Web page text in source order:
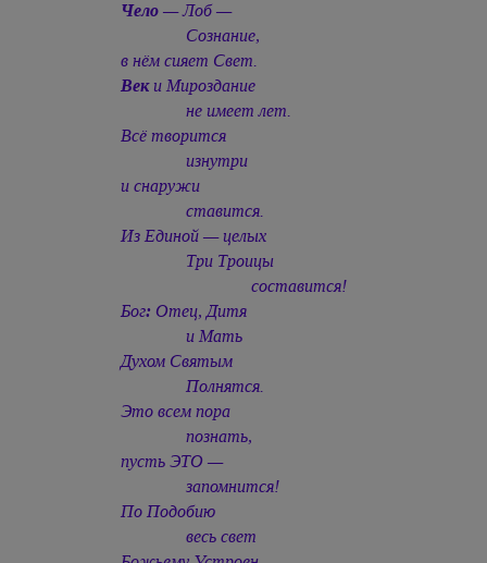
Чело— Лоб —
Сознание,
в нём сияет Свет.
Веки Мироздание
не имеет лет.
Всё творится
изнутри
и снаружи
ставится.
Из Единой — целых
Три Троицы
составится!
Бог: Отец, Дитя
и Мать
Духом Святым
Полнятся.
Это всем пора
познать,
пусть ЭТО —
запомнится!
По Подобию
весь свет